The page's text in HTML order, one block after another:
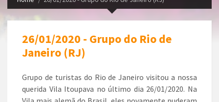
26/01/2020 - Grupo do Rio de
Janeiro (RJ)
Grupo de turistas do Rio de Janeiro visitou a nossa
querida Vila Itoupava no último dia 26/01/2020. Na